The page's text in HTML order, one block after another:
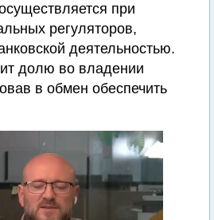
при
регуляторов,
деятельностью.
долю во владении
в обмен обеспечить